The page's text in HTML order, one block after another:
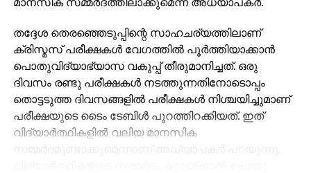
തദ്ദേശ തെരഞ്ഞെടുപ്പിന്റെ സാഹചര്യത്തിലാണ്
ക്രിസ്മസ് പരീക്ഷകള്‍ വേഗത്തില്‍ പൂര്‍ത്തിയാക്കാന്‍
പൊതുവിദ്യാഭ്യാസ വകുപ്പ് തീരുമാനിച്ചത്. ഒരു
ദിവസം രണ്ടു പരീക്ഷകള്‍ നടത്തുന്നതിനോടൊപ്പം
തൊട്ടടുത്ത ദിവസങ്ങളില്‍ പരീക്ഷകള്‍ നിശ്ചയിച്ചുമാണ്
പരീക്ഷയുടെ ടൈം ടേബിള്‍ പുറത്തിറക്കിയത്. ഇത്
വിദ്യാര്‍ത്ഥികളില്‍ വലിയ മാനസിക
സമ്മര്‍ദമുണ്ടാക്കുമെന്നാണ് അധ്യാപകര്‍ പറയുന്നു.